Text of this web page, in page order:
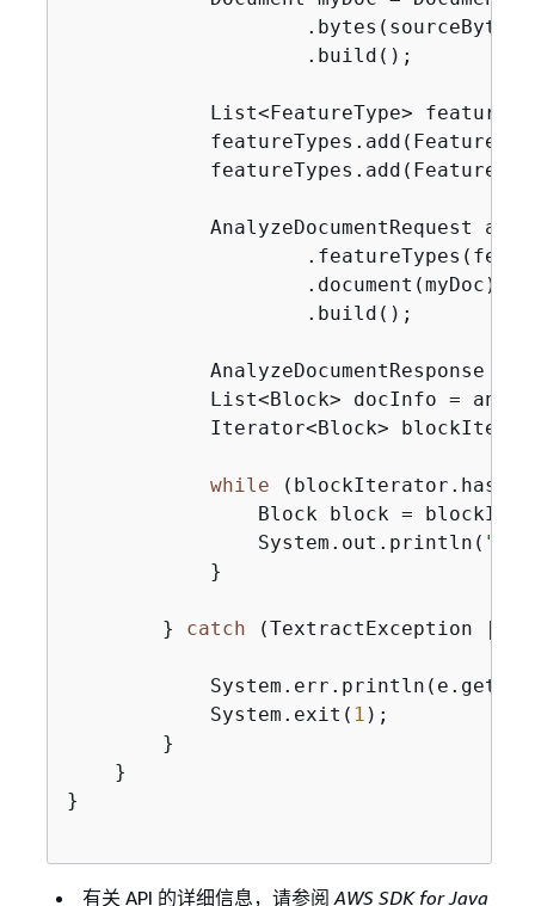
                    .bytes(sourceBytes)
                    .build();
List<FeatureType>
AnalyzeDocumentRequest
                    .document(myDoc)
                    .build();
AnalyzeDocumentResponse
List<Block> docInfo =
Iterator<Block>
while
Block block =
                System.out.println(
            }
        }
catch (TextractException |
            System.exit(
1 );
        }
    }
}
有关 API 的详细信息，请参阅 AWS SDK for Java